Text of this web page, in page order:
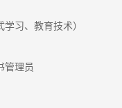
习、教育技术）
管理员